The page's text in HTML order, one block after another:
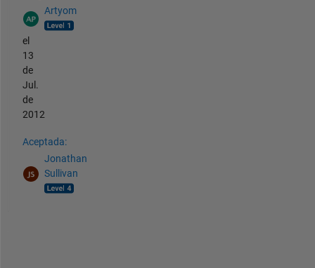
Artyom
el
13
de
Jul.
de
2012
Aceptada:
Jonathan
Sullivan